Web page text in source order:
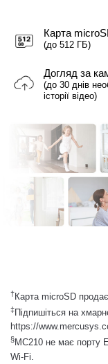
Карта
(до 512 ГБ)
Догляд за
(до 30 днів
історії відео)
†Карта microSD
‡Підпишіться на
https://
§MC210 не має порту
Wi-Fi.